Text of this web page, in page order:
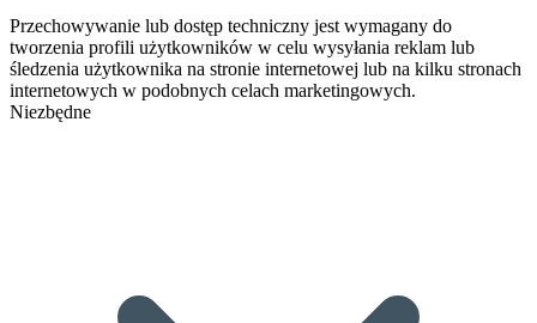
Przechowywanie lub dostęp techniczny jest wymagany do
tworzenia profili użytkowników w celu wysyłania reklam lub
śledzenia użytkownika na stronie internetowej lub na kilku stronach
internetowych w podobnych celach marketingowych.
Niezbędne